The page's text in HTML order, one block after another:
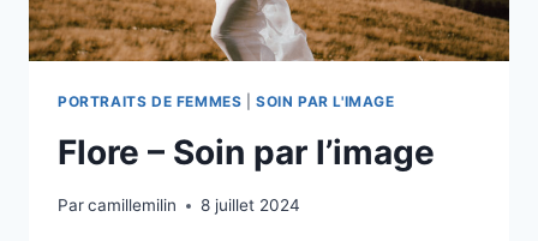
PORTRAITS DE FEMMES |SOIN PAR L'IMAGE
Flore – Soin par l’image
Parcamillemilin 8 juillet 2024